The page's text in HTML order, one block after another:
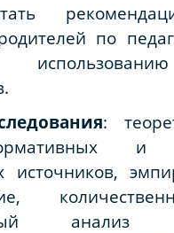
по
:
и
источников,
анализ